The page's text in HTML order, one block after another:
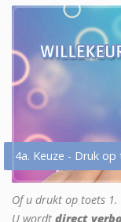
4a. Keuze - Druk
Of u drukt op toets 1.
U wordt direct